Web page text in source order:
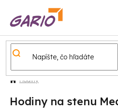
obsah
Hodiny
Hodiny na stenu